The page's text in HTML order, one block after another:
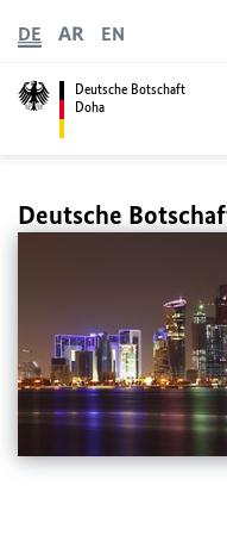
Deutsche Botschaft
Doha
DE AR EN
Deutsche